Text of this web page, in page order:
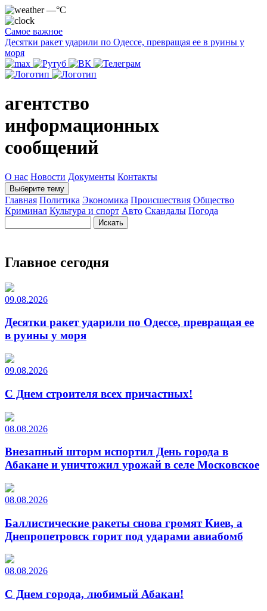
—°C
Самое важное
Десятки ракет ударили по Одессе, превращая ее в руины у
моря
агентство
информационных
сообщений
О нас Новости Документы Контакты
Выберите тему
Главная Политика Экономика Происшествия Общество
Криминал Культура и спорт Авто Скандалы Погода
Главное сегодня
09.08.2026
Десятки ракет ударили по Одессе, превращая ее
в руины у моря
09.08.2026
С Днем строителя всех причастных!
08.08.2026
Внезапный шторм испортил День города в
Абакане и уничтожил урожай в селе Московское
08.08.2026
Баллистические ракеты снова громят Киев, а
Днепропетровск горит под ударами авиабомб
08.08.2026
С Днем города, любимый Абакан!